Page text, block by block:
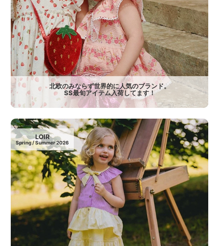
北欧のみならず世界的に人気のブランド。
SS最旬アイテム入荷してます！
LOIR
Spring / Summer 2026